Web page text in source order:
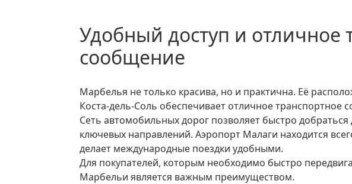
Удобный доступ и отличное транспортное
сообщение
Марбелья не только красива, но и практична. Её расположение на побережье
Коста-дель-Соль обеспечивает отличное транспортное
Сеть автомобильных дорог позволяет быстро
ключевых направлений. Аэропорт Малаги находится
делает международные поездки удобными.
Для покупателей, которым необходимо быстро
Марбельи является важным преимуществом.